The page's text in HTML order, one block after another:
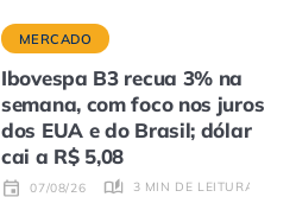
MERCADO
Ibovespa B3 recua 3% na
semana, com foco nos juros
dos EUA e do Brasil; dólar
cai a R$ 5,08
07/08/26 3 MIN DE LEITURA